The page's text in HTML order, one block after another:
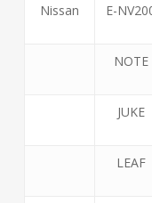
Nissan E-
NOTE
JUKE
LEAF